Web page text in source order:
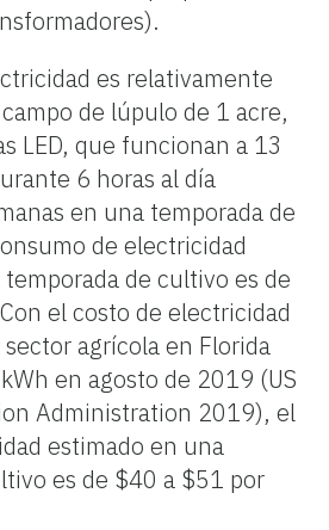
es relativamente
de lúpulo de 1 acre,
LED, que funcionan a 13
6 horas al día
en una temporada de
de electricidad
de cultivo es de
el costo de electricidad
agrícola en Florida
en agosto de 2019 (US
Administration 2019), el
estimado en una
es de $40 a $51 por